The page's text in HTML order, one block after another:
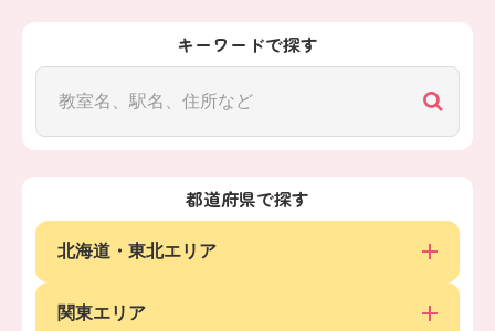
キーワードで探す
都道府県で探す
北海道・東北エリア
関東エリア